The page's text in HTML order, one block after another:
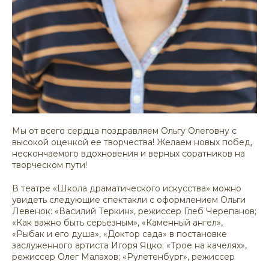
Мы от всего сердца поздравляем Ольгу Олеговну с
высокой оценкой ее творчества! Желаем новых побед,
нескончаемого вдохновения и верных соратников на
творческом пути!
В театре «Школа драматического искусства» можно
увидеть следующие спектакли с оформлением Ольги
Левенок: «Василий Теркин», режиссер Глеб Черепанов;
«Как важно быть серьезным», «Каменный ангел»,
«Рыбак и его душа», «Доктор сада» в постановке
заслуженного артиста Игоря Яцко; «Трое на качелях»,
режиссер Олег Малахов; «Рулетенбург», режиссер